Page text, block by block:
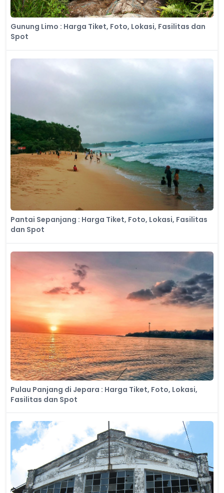
Gunung Limo : Harga Tiket, Foto, Lokasi, Fasilitas dan
Spot
Pantai Sepanjang : Harga Tiket, Foto, Lokasi, Fasilitas
dan Spot
Pulau Panjang di Jepara : Harga Tiket, Foto, Lokasi,
Fasilitas dan Spot